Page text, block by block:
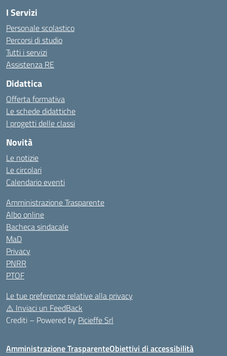
I Servizi
Personale scolastico
Percorsi di studio
Tutti i servizi
Assistenza RE
Didattica
Offerta formativa
Le schede didattiche
I progetti delle classi
Novità
Le notizie
Le circolari
Calendario eventi
Amministrazione Trasparente
Albo online
Bacheca sindacale
MaD
Privacy
PNRR
PTOF
Le tue preferenze relative alla privacy
⚠️ Inviaci un FeedBack
Crediti – Powered by Picieffe Srl
Amministrazione TrasparenteObiettivi di accessibilità